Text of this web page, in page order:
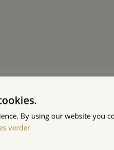
By using our website you
verder